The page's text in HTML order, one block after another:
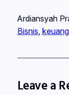
Ardiansyah
Bisnis
Leave a